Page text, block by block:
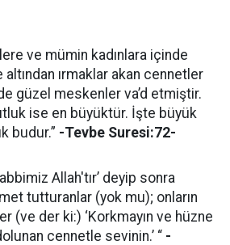
ve mümin kadınlara içinde
ırmaklar akan cennetler
güzel meskenler va’d etmiştir.
ise en büyüktür. İşte büyük
budur.” -Tevbe Suresi:72-
Allah'tır’ deyip sonra
tutturanlar (yok mu); onların
(ve der ki:) ‘Korkmayın ve hüzne
cennetle sevinin.’ “ -